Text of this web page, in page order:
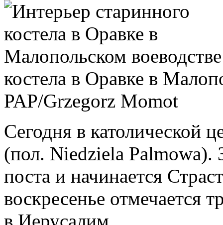
костела в Оравке в
PAP/Grzegorz Momot
Сегодня в католической
(пол. Niedziela Palmowa).
поста и начинается
воскресенье отмечается
в Иерусалим.